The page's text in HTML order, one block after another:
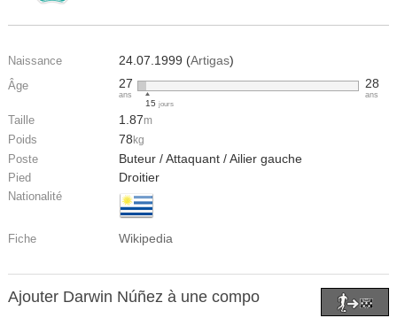
Naissance 24.07.1999 (Artigas)
Âge 27
ans
15jours
28
ans
Taille 1.87m
Poids 78 kg
Poste Buteur / Attaquant / Ailier gauche
Pied Droitier
Nationalité
Fiche Wikipedia
Ajouter Darwin Núñez à une compo